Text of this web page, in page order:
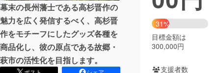
ビジネス・起業 チャレンジ
まちづくり・地域活性化
CAMPFIRE for Social Good CAMPFIRE Creation
幕末の長州藩士である高杉晋作の
魅力を広く発信するべく、高杉晋
作をモチーフにしたグッズ各種を
商品化し、彼の原点である故郷・
萩市の活性化を目指します。
31%
目標金額は
300,000円
支援者数